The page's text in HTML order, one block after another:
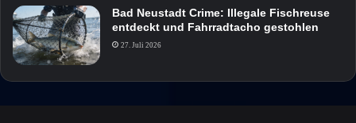
Bad Neustadt Crime: Illegale Fischreuse
entdeckt und Fahrradtacho gestohlen
27. Juli 2026